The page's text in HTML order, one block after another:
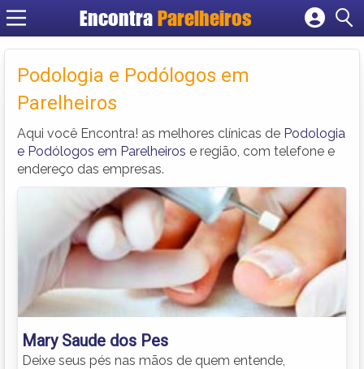
Encontra Parelheiros
Cadastrar empresa
Criar conta
Podologia e Podólogos em
Parelheiros
Aqui você Encontra! as melhores clínicas de Podologia
e Podólogos em Parelheiros e região, com telefone e
endereço das empresas.
Mary Saude dos Pes
Deixe seus pés nas mãos de quem entende,